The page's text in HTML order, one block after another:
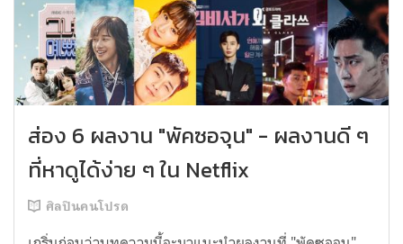
ส่อง 6 ผลงาน "พัคซอจุน" - ผลงานดี ๆ
ที่หาดูได้ง่าย ๆ ใน Netflix
ศิลปินคนโปรด